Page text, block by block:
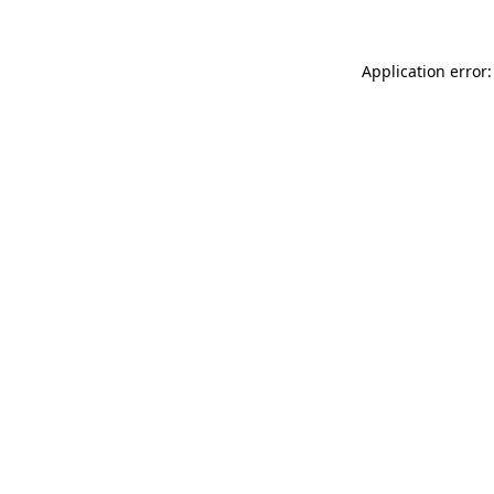
Application